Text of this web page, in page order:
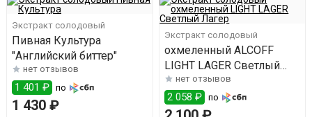
Экстракт солодовый
Пивная Культура
"Английский биттер"
нет отзывов
1 401 ₽ по
1 430 ₽
Экстракт солодовый
охмеленный ALCOFF
LIGHT LAGER Светлый
Лагер
нет отзывов
2 058 ₽ по